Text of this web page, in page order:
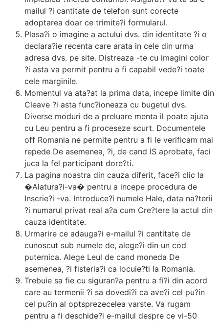
mailul ?i cantitate de telefon sunt corecte
adoptarea doar ce trimite?i formularul.
Plasa?i o imagine a actului dvs. din identitate ?i o
declara?ie recenta care arata in cele din urma
adresa dvs. pe site. Distreaza -te cu imagini color
?i asta va permit pentru a fi capabil vede?i toate
cele marginile.
Momentul va ata?at la prima data, incepe limite din
Cleave ?i asta func?ioneaza cu bugetul dvs.
Diverse moduri de a preluare menta il poate ajuta
cu Leu pentru a fi proceseze scurt. Documentele
off Romania ne permite pentru a fi le verificam mai
repede De asemenea, ?i, de cand IS aprobate, faci
juca la fel participant dore?ti.
La pagina noastra din cauza diferit, face?i clic la
�Alatura?i-va� pentru a incepe procedura de
Inscrie?i -va. Introduce?i numele Hale, data na?terii
?i numarul privat real a?a cum Cre?tere la actul din
cauza identitate.
Urmarire ce adauga?i e-mailul ?i cantitate de
cunoscut sub numele de, alege?i din un cod
puternica. Alege Leul de cand moneda De
asemenea, ?i fisteria?i ca locuie?ti la Romania.
Trebuie sa fie cu siguran?a pentru a fi?i din acord
care au termenii ?i sa dovedi?i ca ave?i cel pu?in
cel pu?in al optsprezecelea varste. Va rugam
pentru a fi deschide?i e-mailul despre ce vi-50